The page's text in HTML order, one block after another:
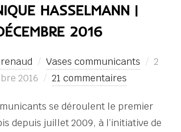
HASSELMANN |
2016
Vases communicants
2
2016
21 commentaires
se déroulent le premier
depuis juillet 2009, à l’initiative de